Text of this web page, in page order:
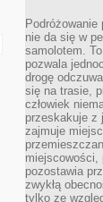
nie da się w
samolotem.
pozwala
drogę
się na trasie,
człowiek
przeskakuje z
zajmuje
miejscowości,
pozostawia
zwykłą
tylko ze